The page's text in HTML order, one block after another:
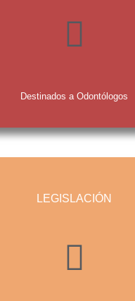
Destinados a Odontólogos
LEGISLACIÓN